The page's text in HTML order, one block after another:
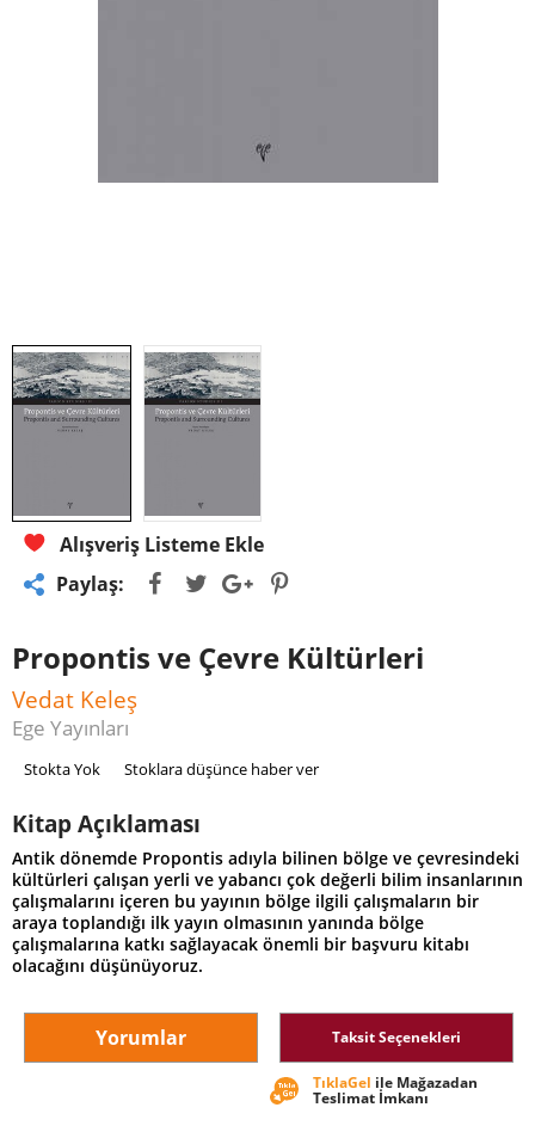
Alışveriş Listeme Ekle
Paylaş:
Propontis ve Çevre Kültürleri
Vedat Keleş
Ege Yayınları
Stokta Yok Stoklara düşünce haber ver
Kitap Açıklaması
Antik dönemde Propontis adıyla bilinen bölge ve çevresindeki
kültürleri çalışan yerli ve yabancı çok değerli bilim insanlarının
çalışmalarını içeren bu yayının bölge ilgili çalışmaların bir
araya toplandığı ilk yayın olmasının yanında bölge
çalışmalarına katkı sağlayacak önemli bir başvuru kitabı
olacağını düşünüyoruz.
Yorumlar Taksit Seçenekleri
TıklaGel ile Mağazadan
Teslimat İmkanı